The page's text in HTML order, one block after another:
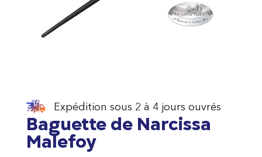
Expédition sous 2 à 4 jours ouvrés
Baguette de Narcissa
Malefoy